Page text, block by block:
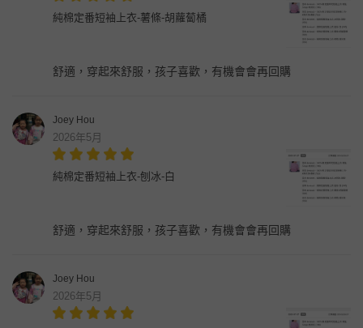
純棉定番短袖上衣-薯條-胡蘿蔔橘
舒適，穿起來舒服，孩子喜歡，有機會會再回購
Joey Hou
2026年5月
純棉定番短袖上衣-刨冰-白
舒適，穿起來舒服，孩子喜歡，有機會會再回購
Joey Hou
2026年5月